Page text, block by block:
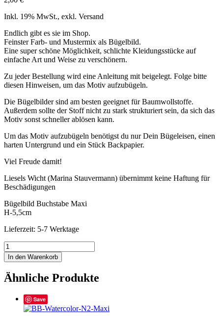
Inkl. 19% MwSt., exkl. Versand
Endlich gibt es sie im Shop.
Feinster Farb- und Mustermix als Bügelbild.
Eine super schöne Möglichkeit, schlichte Kleidungsstücke auf
einfache Art und Weise zu verschönern.
Zu jeder Bestellung wird eine Anleitung mit beigelegt. Folge bitte
diesen Hinweisen, um das Motiv aufzubügeln.
Die Bügelbilder sind am besten geeignet für Baumwollstoffe.
Außerdem sollte der Stoff nicht zu stark strukturiert sein, da sich das
Motiv sonst schneller ablösen kann.
Um das Motiv aufzubügeln benötigst du nur Dein Bügeleisen, einen
harten Untergrund und ein Stück Backpapier.
Viel Freude damit!
Liesels Wicht (Marina Stauvermann) übernimmt keine Haftung für
Beschädigungen
Bügelbild Buchstabe Maxi
H-5,5cm
Lieferzeit: 5-7 Werktage
BB-
Watercolor-
E2-
Maxi
Menge
In den Warenkorb
Ähnliche Produkte
Save